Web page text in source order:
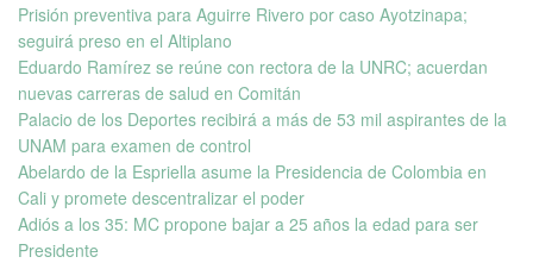
Prisión preventiva para Aguirre Rivero por caso Ayotzinapa;
seguirá preso en el Altiplano
Eduardo Ramírez se reúne con rectora de la UNRC; acuerdan
nuevas carreras de salud en Comitán
Palacio de los Deportes recibirá a más de 53 mil aspirantes de la
UNAM para examen de control
Abelardo de la Espriella asume la Presidencia de Colombia en
Cali y promete descentralizar el poder
Adiós a los 35: MC propone bajar a 25 años la edad para ser
Presidente